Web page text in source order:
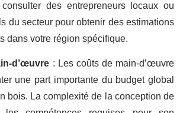
des entrepreneurs locaux ou
du secteur pour obtenir des estimations
dans votre région spécifique.
d’œuvre : Les coûts de main-d’œuvre
une part importante du budget global
bois. La complexité de la conception de